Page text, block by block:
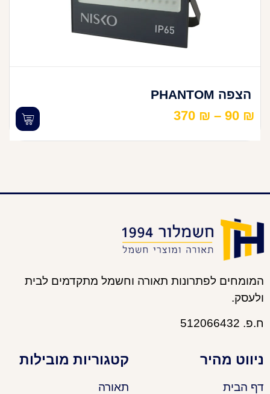
הצפה PHANTOM
90 ₪
–
370 ₪
המומחים לפתרונות תאורה וחשמל מתקדמים לבית
ולעסק.
ח.פ. 512066432
ניווט מהיר
דף הבית
קטגוריות מובילות
תאורה